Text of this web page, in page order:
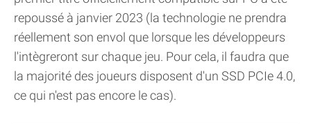
repoussé à janvier 2023 (la technologie ne prendra
réellement son envol que lorsque les développeurs
l'intègreront sur chaque jeu. Pour cela, il faudra que
la majorité des joueurs disposent d'un SSD PCIe 4.0,
ce qui n'est pas encore le cas).